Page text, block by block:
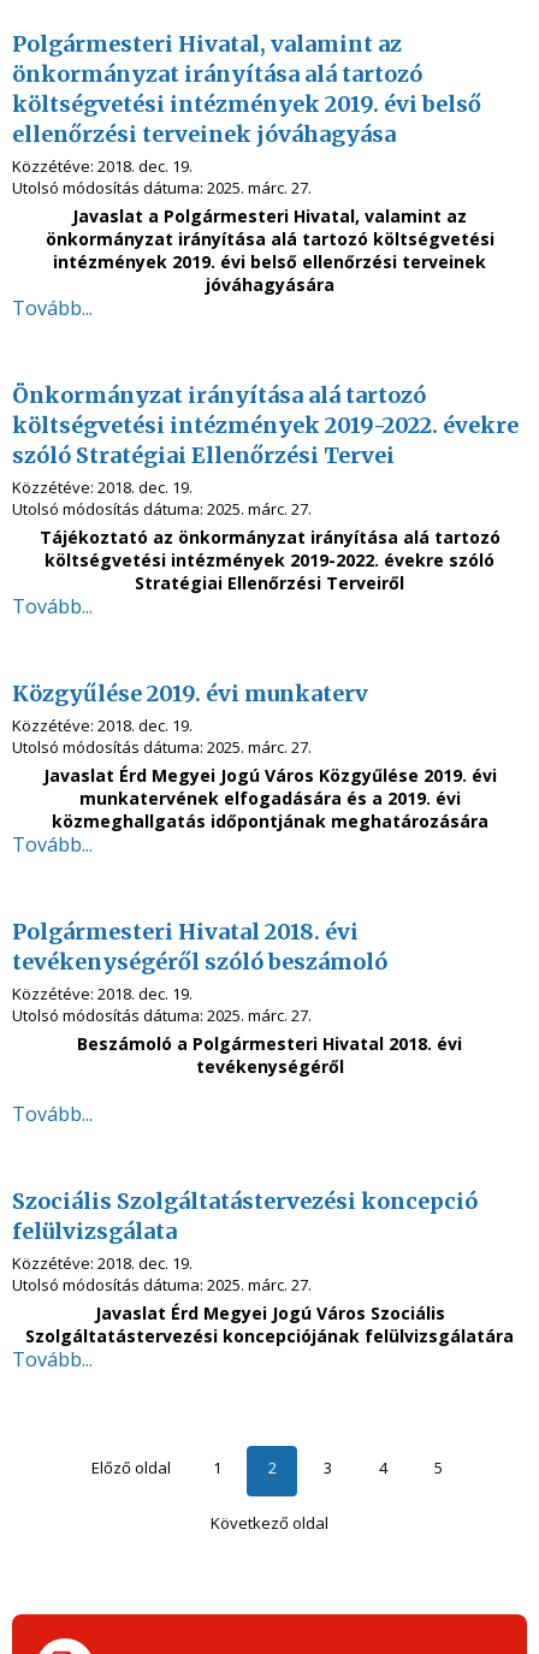
Polgármesteri Hivatal, valamint az
önkormányzat irányítása alá tartozó
költségvetési intézmények 2019. évi belső
ellenőrzési terveinek jóváhagyása
Közzétéve: 2018. dec. 19.
Utolsó módosítás dátuma: 2025. márc. 27.
Javaslat a Polgármesteri Hivatal, valamint az
önkormányzat irányítása alá tartozó költségvetési
intézmények 2019. évi belső ellenőrzési terveinek
jóváhagyására
Tovább...
Önkormányzat irányítása alá tartozó
költségvetési intézmények 2019-2022. évekre
szóló Stratégiai Ellenőrzési Tervei
Közzétéve: 2018. dec. 19.
Utolsó módosítás dátuma: 2025. márc. 27.
Tájékoztató az önkormányzat irányítása alá tartozó
költségvetési intézmények 2019-2022. évekre szóló
Stratégiai Ellenőrzési Terveiről
Tovább...
Közgyűlése 2019. évi munkaterv
Közzétéve: 2018. dec. 19.
Utolsó módosítás dátuma: 2025. márc. 27.
Javaslat Érd Megyei Jogú Város Közgyűlése 2019. évi
munkatervének elfogadására és a 2019. évi
közmeghallgatás időpontjának meghatározására
Tovább...
Polgármesteri Hivatal 2018. évi
tevékenységéről szóló beszámoló
Közzétéve: 2018. dec. 19.
Utolsó módosítás dátuma: 2025. márc. 27.
Beszámoló a Polgármesteri Hivatal 2018. évi
tevékenységéről
Tovább...
Szociális Szolgáltatástervezési koncepció
felülvizsgálata
Közzétéve: 2018. dec. 19.
Utolsó módosítás dátuma: 2025. márc. 27.
Javaslat Érd Megyei Jogú Város Szociális
Szolgáltatástervezési koncepciójának felülvizsgálatára
Tovább...
Előző oldal 1 2 3 4 5
Következő oldal